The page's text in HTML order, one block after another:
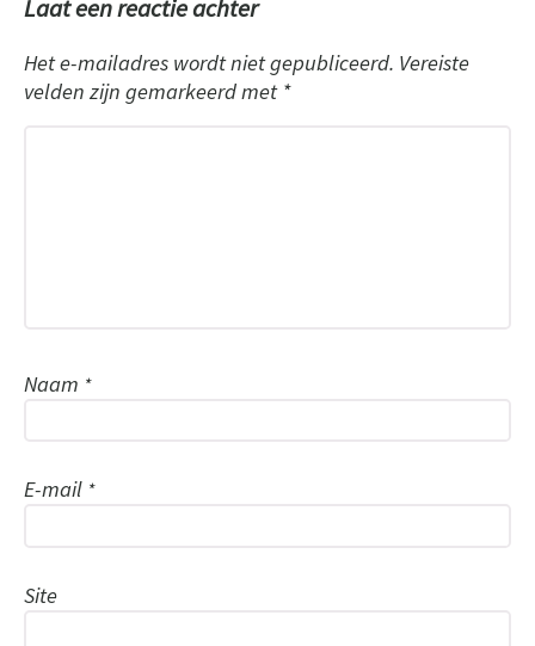
Laat een reactie achter
Het e-mailadres wordt niet gepubliceerd. Vereiste
velden zijn gemarkeerd met *
Naam *
E-mail *
Site